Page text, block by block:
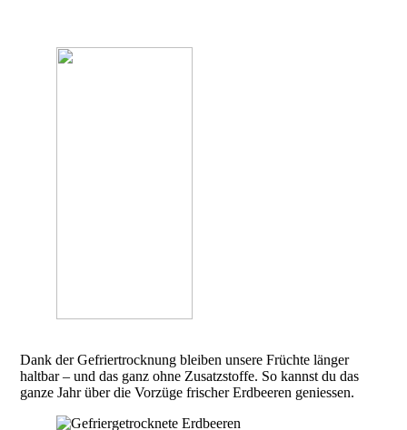
Dank der Gefriertrocknung bleiben unsere Früchte länger
haltbar – und das ganz ohne Zusatzstoffe. So kannst du das
ganze Jahr über die Vorzüge frischer Erdbeeren geniessen.